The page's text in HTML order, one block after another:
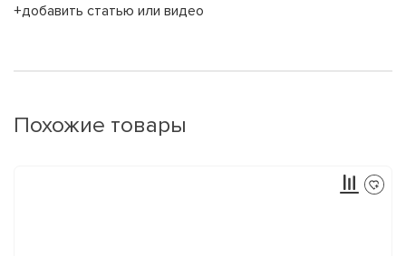
+добавить статью или видео
Похожие товары